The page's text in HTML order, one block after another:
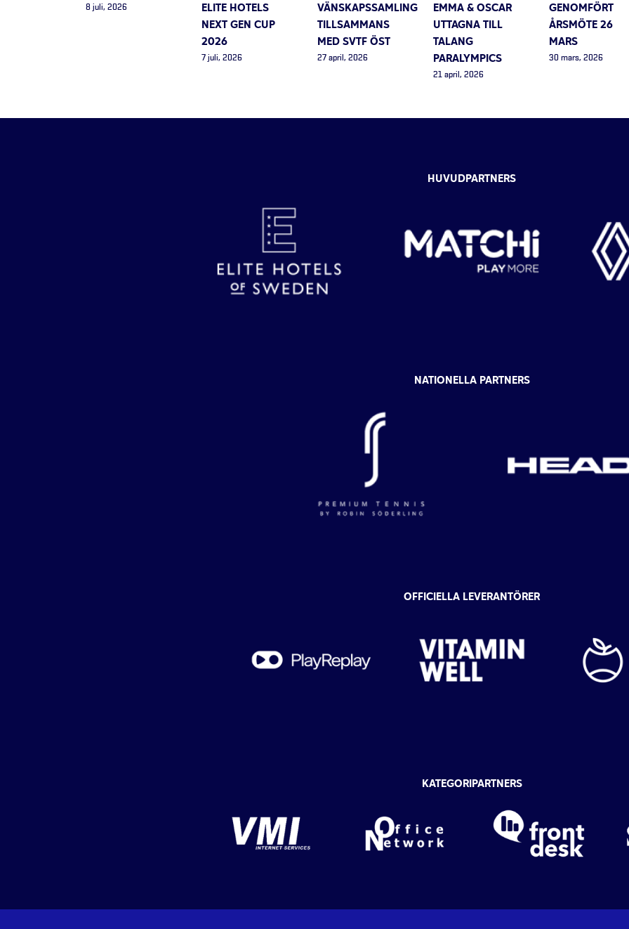
8 juli, 2026
ELITE HOTELS
NEXT GEN CUP
2026
7 juli, 2026
VÄNSKAPSSAMLING
TILLSAMMANS
MED SVTF ÖST
27 april, 2026
EMMA & OSCAR
UTTAGNA TILL
TALANG
PARALYMPICS
21 april, 2026
GENOMFÖRT
ÅRSMÖTE 26
MARS
30 mars, 2026
HUVUDPARTNERS
NATIONELLA PARTNERS
OFFICIELLA LEVERANTÖRER
KATEGORIPARTNERS